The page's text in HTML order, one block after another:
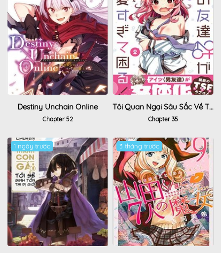
Destiny Unchain Online
Chapter 52
Tôi Quan Ngại Sâu Sắc Về Thằng Bạn Thời Thơ Ấu Của Tôi!
Chapter 35
1 ngày trước 3 tháng trước